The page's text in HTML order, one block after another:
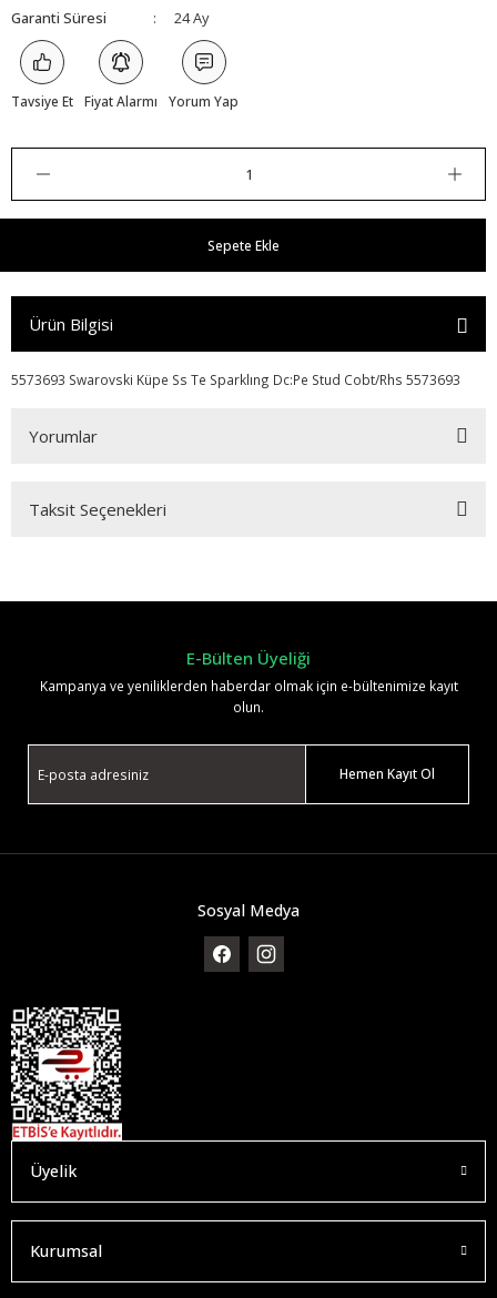
Garanti Süresi
24 Ay
Tavsiye Et Fiyat Alarmı Yorum Yap
Sepete Ekle
Ürün Bilgisi
5573693 Swarovski Küpe Ss Te Sparklıng Dc:Pe Stud Cobt/Rhs 5573693
Yorumlar
Taksit Seçenekleri
E-Bülten Üyeliği
Kampanya ve yeniliklerden haberdar olmak için e-bültenimize kayıt
olun.
Hemen Kayıt Ol
Sosyal Medya
Üyelik
Kurumsal